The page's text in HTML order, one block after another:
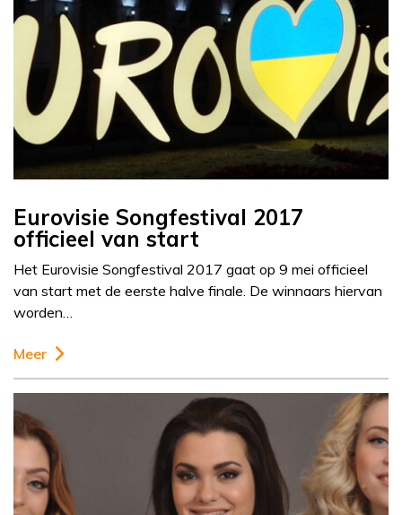
Eurovisie Songfestival 2017
officieel van start
Het Eurovisie Songfestival 2017 gaat op 9 mei officieel
van start met de eerste halve finale. De winnaars hiervan
worden…
Meer